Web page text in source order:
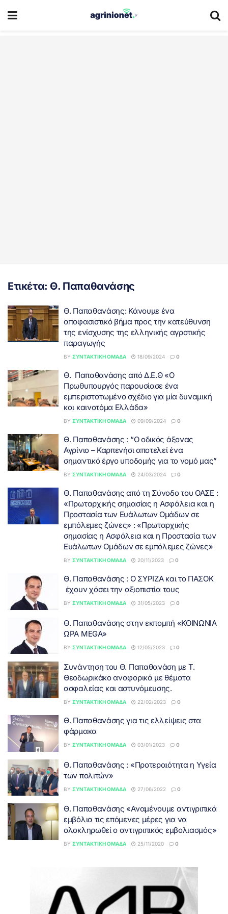
Ετικέτα: Θ. Παπαθανάσης
Θ. Παπαθανάσης: Κάνουμε ένα
αποφασιστικό βήμα προς την κατεύθυνση
της ενίσχυσης της ελληνικής αγροτικής
παραγωγής
BY ΣΥΝΤΑΚΤΙΚΉ ΟΜΆΔΑ 18/09/2024 0
Θ. Παπαθανάσης από Δ.Ε.Θ «Ο
Πρωθυπουργός παρουσίασε ένα
εμπεριστατωμένο σχέδιο για μία δυναμική
και καινοτόμα Ελλάδα»
BY ΣΥΝΤΑΚΤΙΚΉ ΟΜΆΔΑ 09/09/2024 0
Θ. Παπαθανάσης : “Ο οδικός άξονας
Αγρίνιο – Καρπενήσι αποτελεί ένα
σημαντικό έργο υποδομής για το νομό μας”
BY ΣΥΝΤΑΚΤΙΚΉ ΟΜΆΔΑ 24/03/2024 0
Θ. Παπαθανάσης από τη Σύνοδο του ΟΑΣΕ :
«Πρωταρχικής σημασίας η Ασφάλεια και η
Προστασία των Ευάλωτων Ομάδων σε
εμπόλεμες ζώνες» : «Πρωταρχικής
σημασίας η Ασφάλεια και η Προστασία των
Ευάλωτων Ομάδων σε εμπόλεμες ζώνες»
BY ΣΥΝΤΑΚΤΙΚΉ ΟΜΆΔΑ 20/11/2023 0
Θ. Παπαθανάσης : Ο ΣΥΡΙΖΑ και το ΠΑΣΟΚ
έχουν χάσει την αξιοπιστία τους
BY ΣΥΝΤΑΚΤΙΚΉ ΟΜΆΔΑ 31/05/2023 0
Θ. Παπαθανάσης στην εκπομπή «ΚΟΙΝΩΝΙΑ
ΩΡΑ MEGA»
BY ΣΥΝΤΑΚΤΙΚΉ ΟΜΆΔΑ 12/05/2023 0
Συνάντηση του Θ. Παπαθανάση με Τ.
Θεοδωρικάκο αναφορικά με θέματα
ασφαλείας και αστυνόμευσης.
BY ΣΥΝΤΑΚΤΙΚΉ ΟΜΆΔΑ 22/02/2023 0
Θ. Παπαθανάσης για τις ελλείψεις στα
φάρμακα
BY ΣΥΝΤΑΚΤΙΚΉ ΟΜΆΔΑ 03/01/2023 0
Θ. Παπαθανάσης : «Προτεραιότητα η Υγεία
των πολιτών»
BY ΣΥΝΤΑΚΤΙΚΉ ΟΜΆΔΑ 27/06/2022 0
Θ. Παπαθανάσης «Αναμένουμε αντιγριπικά
εμβόλια τις επόμενες μέρες για να
ολοκληρωθεί ο αντιγριπικός εμβολιασμός»
BY ΣΥΝΤΑΚΤΙΚΉ ΟΜΆΔΑ 25/11/2020 0